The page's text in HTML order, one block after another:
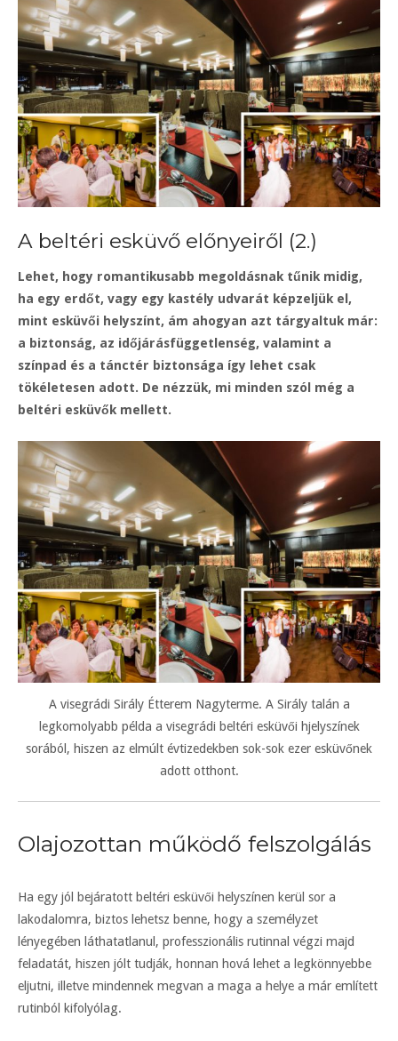
A beltéri esküvő előnyeiről (2.)
Lehet, hogy romantikusabb megoldásnak tűnik midig,
ha egy erdőt, vagy egy kastély udvarát képzeljük el,
mint esküvői helyszínt, ám ahogyan azt tárgyaltuk már:
a biztonság, az időjárásfüggetlenség, valamint a
színpad és a tánctér biztonsága így lehet csak
tökéletesen adott. De nézzük, mi minden szól még a
beltéri esküvők mellett.
A visegrádi Sirály Étterem Nagyterme. A Sirály talán a
legkomolyabb példa a visegrádi beltéri esküvői hjelyszínek
sorából, hiszen az elmúlt évtizedekben sok-sok ezer esküvőnek
adott otthont.
Olajozottan működő felszolgálás
Ha egy jól bejáratott beltéri esküvői helyszínen kerül sor a
lakodalomra, biztos lehetsz benne, hogy a személyzet
lényegében láthatatlanul, professzionális rutinnal végzi majd
feladatát, hiszen jólt tudják, honnan hová lehet a legkönnyebbe
eljutni, illetve mindennek megvan a maga a helye a már említett
rutinból kifolyólag.